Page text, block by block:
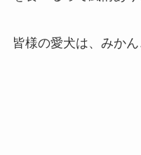
皆様の愛犬は、みか